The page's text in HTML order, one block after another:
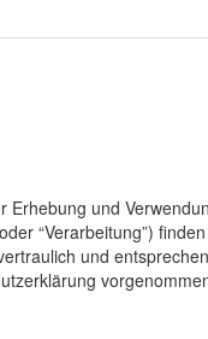
und
“Verarbeitung”)
und